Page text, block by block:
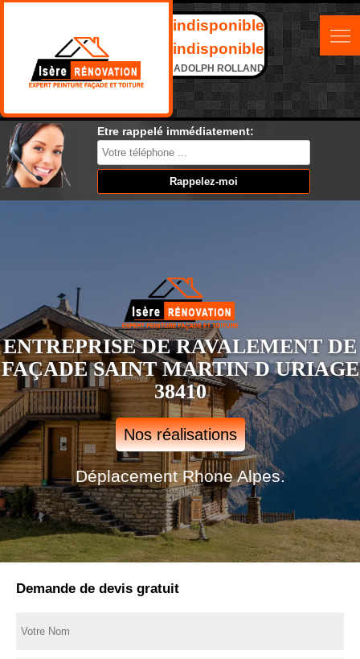
indisponible
indisponible
ADOLPH ROLLAND
Etre rappelé immédiatement:
ENTREPRISE DE RAVALEMENT DE
FAÇADE SAINT MARTIN D URIAGE
38410
Nos réalisations
Déplacement Rhone Alpes.
Demande de devis gratuit